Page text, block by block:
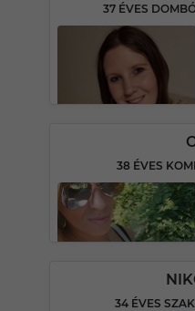
37 ÉVES
38 ÉVES
34 ÉVES